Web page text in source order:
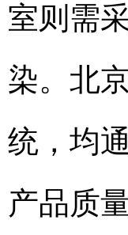
室则需
染。北
统，均
产品质